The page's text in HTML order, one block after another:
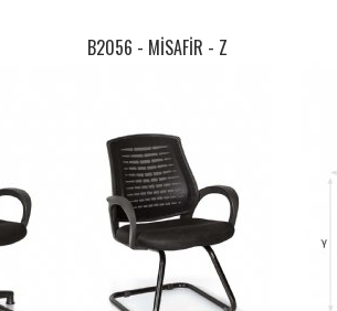
B2056 - MİSAFİR - Z